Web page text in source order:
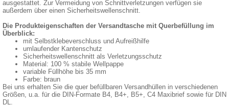
ausgestattet. Zur Vermeidung von Schnittverletzungen verfügen sie
außerdem über einen Sicherheitswellenschnitt.
Die Produkteigenschaften der Versandtasche mit Querbefüllung im
Überblick:
mit Selbstklebeverschluss und Aufreißhilfe
umlaufender Kantenschutz
Sicherheitswellenschnitt als Verletzungsschutz
Material: 100 % stabile Wellpappe
variable Füllhöhe bis 35 mm
Farbe: braun
Bei uns erhalten Sie die quer befüllbaren Versandhüllen in verschiedenen
Größen, u.a. für die DIN-Formate B4, B4+, B5+, C4 Maxibrief sowie für DIN
DL.